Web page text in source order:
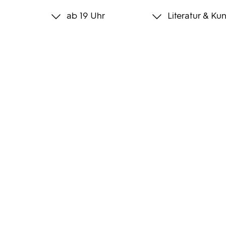
ab 19 Uhr Literatur &